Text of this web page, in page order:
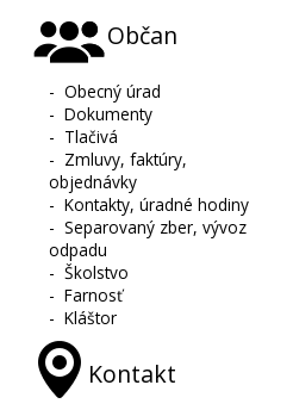
Občan
-Obecný úrad
-Dokumenty
- Tlačivá
- Zmluvy, faktúry,
objednávky
-Kontakty, úradné hodiny
-Separovaný zber, vývoz
odpadu
-Školstvo
-Farnosť
-Kláštor
Kontakt